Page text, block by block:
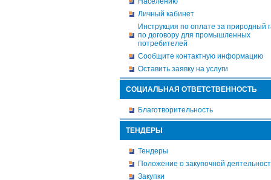
Личный кабинет
Инструкция по оплате за природный
по договору для промышленных
потребителей
Сообщите контактную информацию
Оставить заявку на услуги
СОЦИАЛЬНАЯ ОТВЕТСТВЕННОСТЬ
Благотворительность
ТЕНДЕРЫ
Тендеры
Положение о закупочной
Закупки